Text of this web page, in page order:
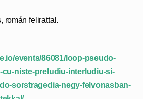
román felirattal.
events/86081/loop-pseudo-
cu-niste-preludiu-interludiu-si-
sorstragedia-negy-felvonasban-